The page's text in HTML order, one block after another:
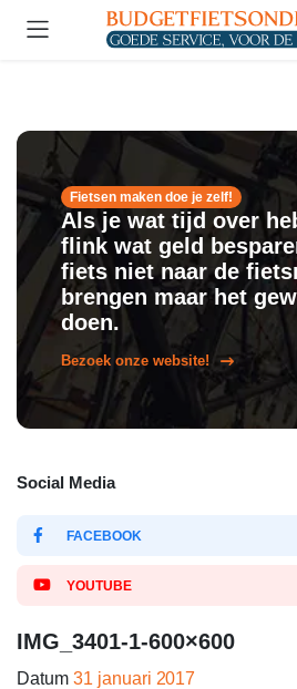
Fietsen maken doe je zelf!
Als je wat tijd over
flink wat geld
fiets niet naar de
brengen maar het
doen.
Bezoek onze website!
Social Media
FACEBOOK
YOUTUBE
IMG_3401-1-600×600
Datum 31 januari 2017